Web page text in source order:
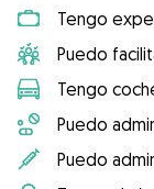
Tengo
Puedo
Tengo
Puedo
Puedo